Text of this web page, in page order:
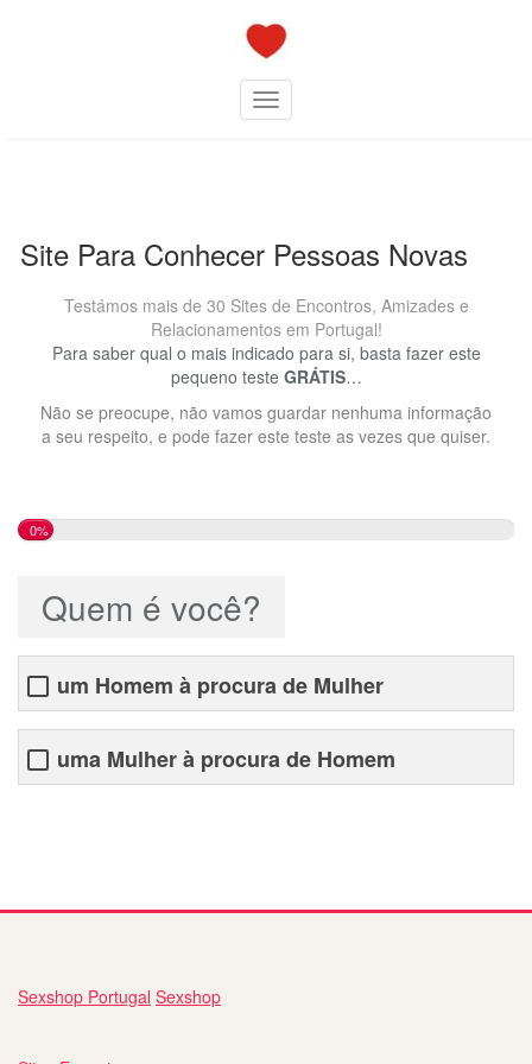
Toggle navigation
Site Para Conhecer Pessoas Novas
Testámos mais de 30 Sites de Encontros, Amizades e
Relacionamentos em Portugal!
Para saber qual o mais indicado para si, basta fazer este
pequeno teste GRÁTIS…
Não se preocupe, não vamos guardar nenhuma informação
a seu respeito, e pode fazer este teste as vezes que quiser.
0%
Quem é você?
um Homem à procura de Mulher
uma Mulher à procura de Homem
Sexshop Portugal Sexshop